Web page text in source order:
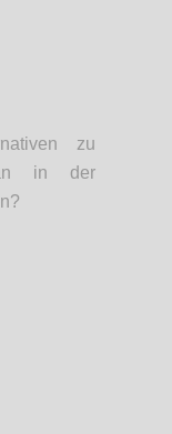
zu
in der